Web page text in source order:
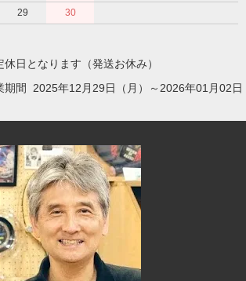
29 30
日となります（発送お休み）
期間 2025年12月29日（月）～2026年01月02日